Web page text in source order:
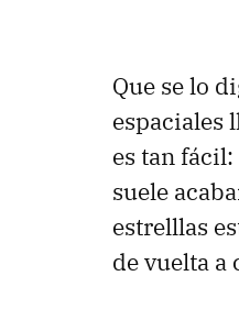
Que se lo
espaciales
es tan
suele
estrelllas
de vuelta a